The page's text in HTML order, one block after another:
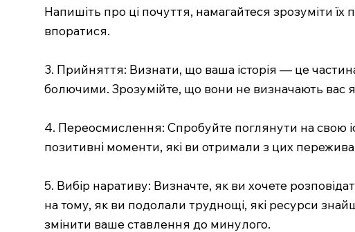
Напишіть про ці почуття, намагайтеся зрозуміти
впоратися.
3. Прийняття: Визнати, що ваша історія — це
болючими. Зрозумійте, що вони не визначають вас
4. Переосмислення: Спробуйте поглянути на свою
позитивні моменти, які ви отримали з цих
5. Вибір наративу: Визначте, як ви хочете
на тому, як ви подолали труднощі, які ресурси
змінити ваше ставлення до минулого.